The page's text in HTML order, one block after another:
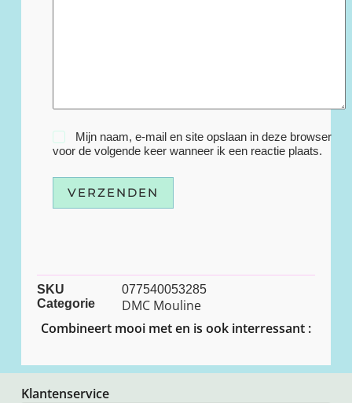
Mijn naam, e-mail en site opslaan in deze browser
voor de volgende keer wanneer ik een reactie plaats.
VERZENDEN
SKU
077540053285
Categorie
DMC Mouline
Combineert mooi met en is ook interressant :
Klantenservice